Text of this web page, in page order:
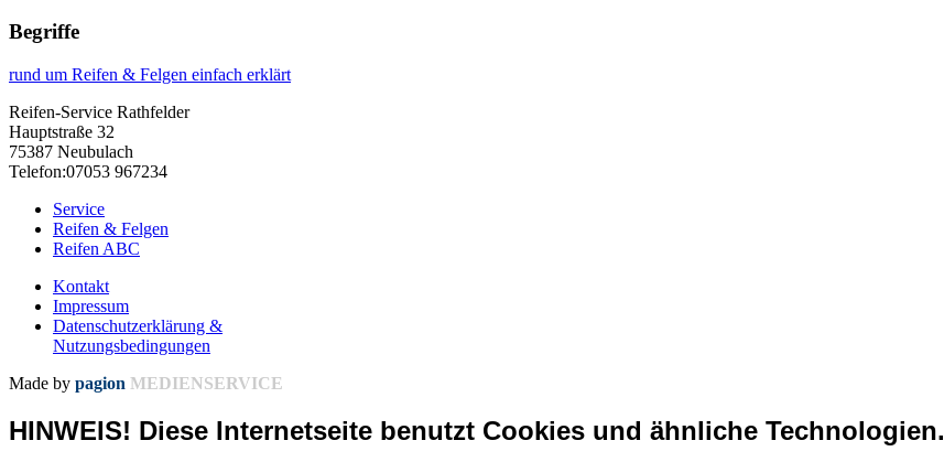
Begriffe
rund um Reifen & Felgen einfach erklärt
Reifen-Service Rathfelder
Hauptstraße 32
75387 Neubulach
Telefon:07053 967234
Service
Reifen & Felgen
Reifen ABC
Kontakt
Impressum
Datenschutzerklärung &
Nutzungsbedingungen
Made by pagion MEDIENSERVICE
HINWEIS! Diese Internetseite benutzt Cookies und ähnliche Technologien.